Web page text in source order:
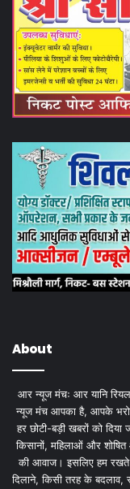
About
आर न्यूज मंचः आर यानि
न्यूज मंच आपका है, आपके
हर छोटी-बड़ी खबरों को
किसानों, महिलाओं और
की आवाज। इसलिए हम
दिलाने, किसी तरह के